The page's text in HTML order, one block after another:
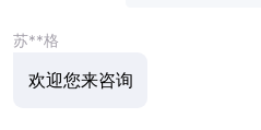
苏**格
欢迎您来咨询